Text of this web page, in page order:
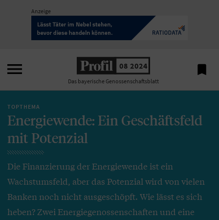
Anzeige
 08 2024
Das bayerische Genossenschaftsblatt

TOPTHEMA
Energiewende: Ein Geschäftsfeld
mit Potenzial
Die Finanzierung der Energiewende ist ein
Wachstumsfeld, aber das Potenzial wird von vielen
Banken noch nicht ausgeschöpft. Wie lässt es sich
heben? Zwei Energiegenossenschaften und eine